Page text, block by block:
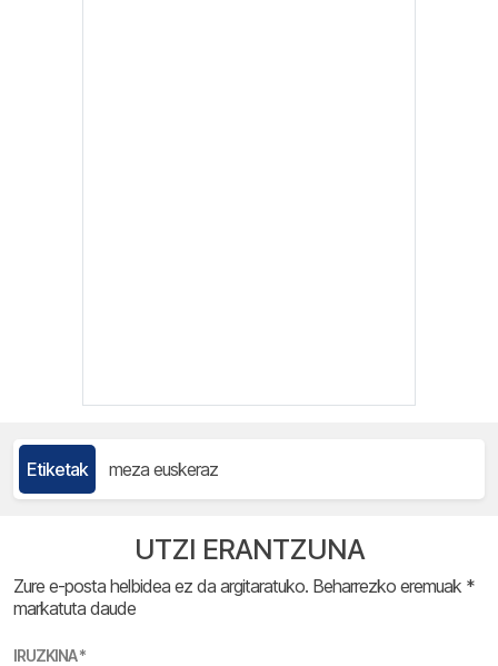
Etiketak meza euskeraz
UTZI ERANTZUNA
Zure e-posta helbidea ez da argitaratuko. Beharrezko eremuak *
markatuta daude
IRUZKINA*